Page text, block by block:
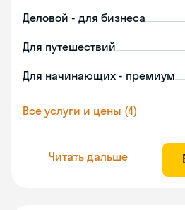
Деловой - для бизнеса
Для путешествий
Для начинающих - премиум
Все услуги и цены (4)
Читать дальше